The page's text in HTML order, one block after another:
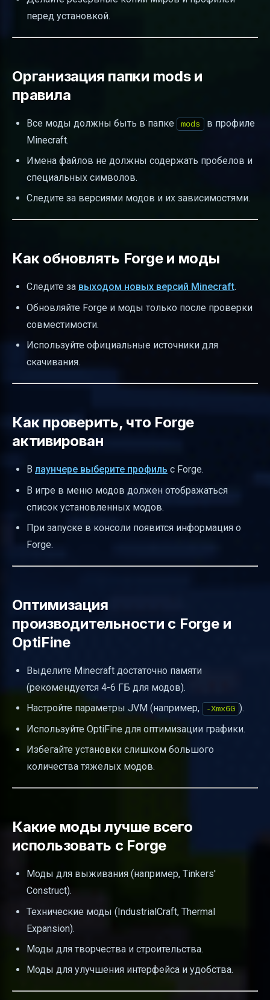
перед установкой.
Организация папки mods и
правила
Все моды должны быть в папке mods
в профиле
Minecraft.
Имена файлов не должны содержать пробелов и
специальных символов.
Следите за версиями модов и их зависимостями.
Как обновлять Forge и моды
Следите за выходом новых версий Minecraft.
Обновляйте Forge и моды только после проверки
совместимости.
Используйте официальные источники для
скачивания.
Как проверить, что Forge
активирован
В лаунчере выберите профиль с Forge.
В игре в меню модов должен отображаться
список установленных модов.
При запуске в консоли появится информация о
Forge.
Оптимизация
производительности с Forge и
OptiFine
Выделите Minecraft достаточно памяти
(рекомендуется 4-6 ГБ для модов).
Настройте параметры JVM (например,
-Xmx6G ).
Используйте OptiFine для оптимизации графики.
Избегайте установки слишком большого
количества тяжелых модов.
Какие моды лучше всего
использовать с Forge
Моды для выживания (например, Tinkers'
Construct).
Технические моды (IndustrialCraft, Thermal
Expansion).
Моды для творчества и строительства.
Моды для улучшения интерфейса и удобства.